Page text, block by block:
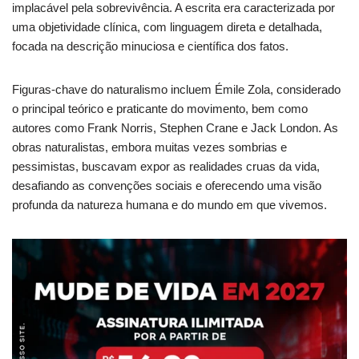
implacável pela sobrevivência. A escrita era caracterizada por
uma objetividade clínica, com linguagem direta e detalhada,
focada na descrição minuciosa e científica dos fatos.
Figuras-chave do naturalismo incluem Émile Zola, considerado
o principal teórico e praticante do movimento, bem como
autores como Frank Norris, Stephen Crane e Jack London. As
obras naturalistas, embora muitas vezes sombrias e
pessimistas, buscavam expor as realidades cruas da vida,
desafiando as convenções sociais e oferecendo uma visão
profunda da natureza humana e do mundo em que vivemos.